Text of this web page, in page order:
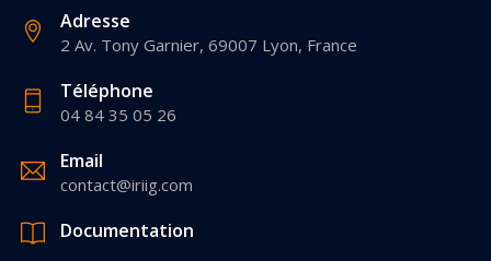
Adresse
2 Av. Tony Garnier, 69007 Lyon, France
Téléphone
04 84 35 05 26
Email
contact@iriig.com
Documentation